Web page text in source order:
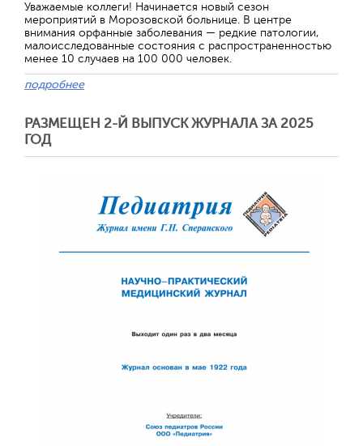
Уважаемые коллеги! Начинается новый сезон
мероприятий в Морозовской больнице. В центре
внимания орфанные заболевания — редкие патологии,
малоисследованные состояния с распространенностью
менее 10 случаев на 100 000 человек.
подробнее
РАЗМЕЩЕН 2-Й ВЫПУСК ЖУРНАЛА ЗА 2025
ГОД